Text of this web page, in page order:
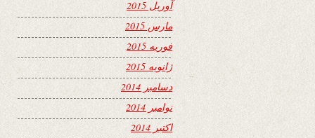
آوریل 2015
مارس 2015
فوریه 2015
ژانویه 2015
دسامبر 2014
نوامبر 2014
اکتبر 2014